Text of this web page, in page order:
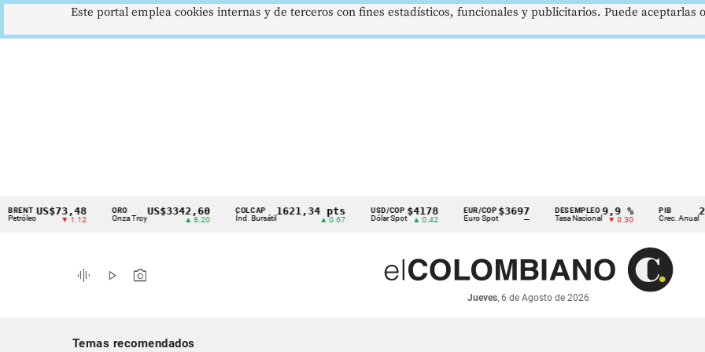
Cintillo
indicadores
económicos
US$73,48
▼ 1.12
ORO
Onza Troy
US$3342,60 COLCAP
Índ. Bursátil
1621,34 pts USD/COP
Dólar Spot
$4178
▲ 0.42
EUR/COP
Euro Spot
$3697
—
DESEMPLEO
Tasa Nacional
9,9 %
▼ 0.30
PIB
Crec. Anual
2,8 %
▲ 0.10
graphic_eq play_arrow photo_camera
Jueves, 6 de Agosto de 2026
Temas recomendados
Este portal emplea cookies internas y de terceros con fines estadísticos, funcionales y publicitarios. Puede aceptarlas